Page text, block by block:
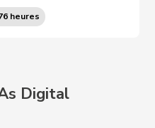
heures
Digital